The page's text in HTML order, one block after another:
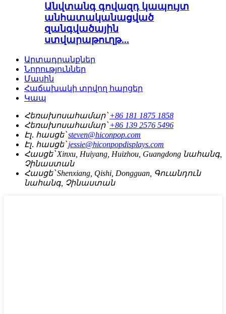
Անվտանգ գովազդ կապույտ
անհատականացված
զանգվածային
ստվարաթուղթ...
Արտադրանքներ
Նորություններ
Մասին
Հաճախակի տրվող հարցեր
Կապ
Հեռախոսահամար՝ +86 181 1875 1858
Հեռախոսահամար՝ +86 139 2576 5496
Էլ․ հասցե՝ steven@hiconpop.com
Էլ․ հասցե՝ jessie@hiconpopdisplays.com
Հասցե՝ Xinxu, Huiyang, Huizhou, Guangdong նահանգ,
Չինաստան
Հասցե՝ Shenxiang, Qishi, Dongguan, Գուանդուն
նահանգ, Չինաստան